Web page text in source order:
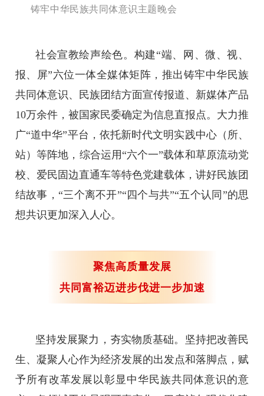
铸牢中华民族共同体意识主题晚会
社会宣教绘声绘色。构建“端、网、微、视、
报、屏”六位一体全媒体矩阵，推出铸牢中华民族
共同体意识、民族团结方面宣传报道、新媒体产品
10万余件，被国家民委确定为信息直报点。大力推
广“道中华”平台，依托新时代文明实践中心（所、
站）等阵地，综合运用“六个一”载体和草原流动党
校、爱民固边直通车等特色党建载体，讲好民族团
结故事，“三个离不开”“四个与共”“五个认同”的思
想共识更加深入人心。
聚焦高质量发展
共同富裕迈进步伐进一步加速
坚持发展聚力，夯实物质基础。坚持把改善民
生、凝聚人心作为经济发展的出发点和落脚点，赋
予所有改革发展以彰显中华民族共同体意识的意